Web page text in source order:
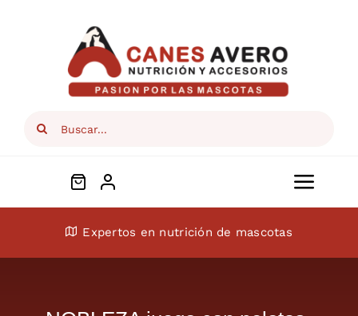
Search
ConócenosExpertos en nutrición de mascotas